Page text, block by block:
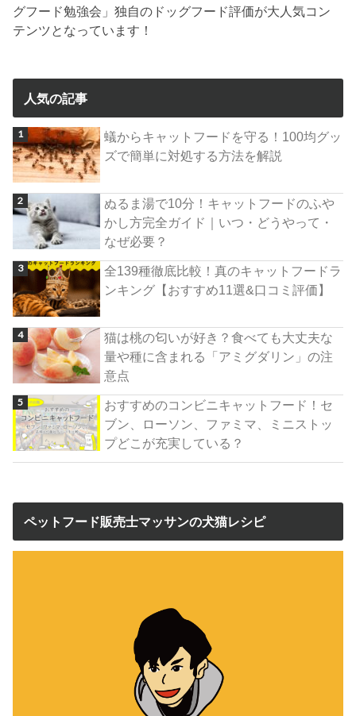
グフード勉強会」独自のドッグフード評価が大人気コン
テンツとなっています！
人気の記事
蟻からキャットフードを守る！100均グッ
ズで簡単に対処する方法を解説
ぬるま湯で10分！キャットフードのふや
かし方完全ガイド｜いつ・どうやって・
なぜ必要？
全139種徹底比較！真のキャットフードラ
ンキング【おすすめ11選&口コミ評価】
猫は桃の匂いが好き？食べても大丈夫な
量や種に含まれる「アミグダリン」の注
意点
おすすめのコンビニキャットフード！セ
ブン、ローソン、ファミマ、ミニストッ
プどこが充実している？
ペットフード販売士マッサンの犬猫レシピ